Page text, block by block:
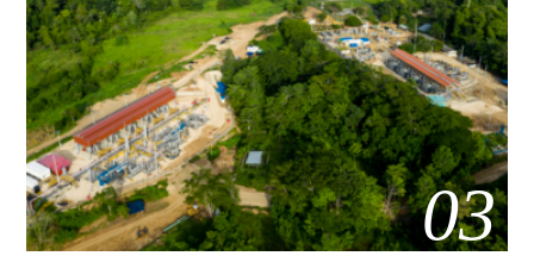
03